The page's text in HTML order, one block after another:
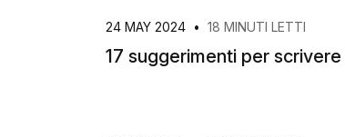
24 MAY 2024 • 18 MINUTI LETTI
17 suggerimenti per